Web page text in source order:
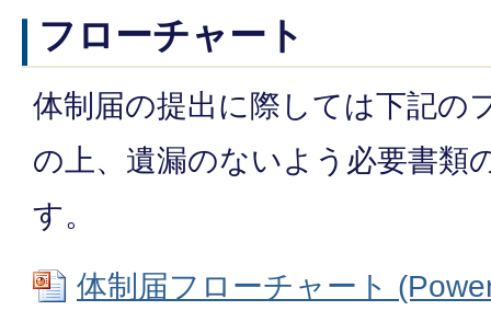
フローチャート
体制届の提出に際しては下記の
の上、遺漏のないよう必要書類
す。
体制届フローチャート